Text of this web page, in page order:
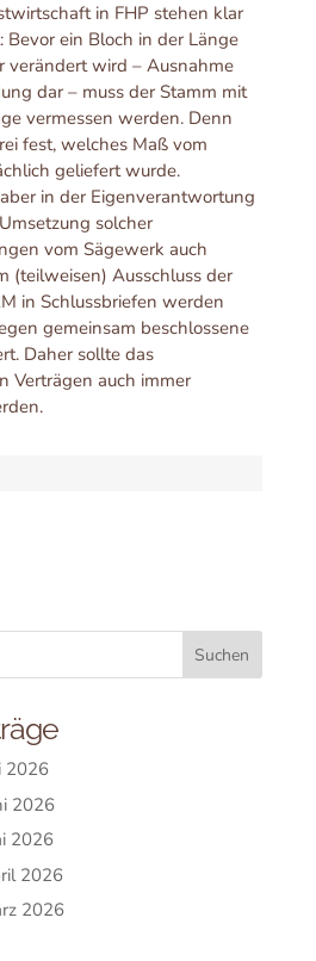
in FHP stehen klar
ein Bloch in der Länge
verändert wird – Ausnahme
dar – muss der Stamm mit
vermessen werden. Denn
fest, welches Maß vom
geliefert wurde.
in der Eigenverantwortung
solcher
vom Sägewerk auch
(teilweisen) Ausschluss der
in Schlussbriefen werden
gemeinsam beschlossene
Daher sollte das
Verträgen auch immer
2026
2026
2026
2026
2026